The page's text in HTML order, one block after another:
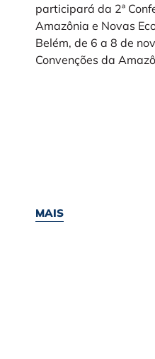
participará da 2ª
Amazônia e Novas
Belém, de 6 a 8 de
Convenções da
MAIS